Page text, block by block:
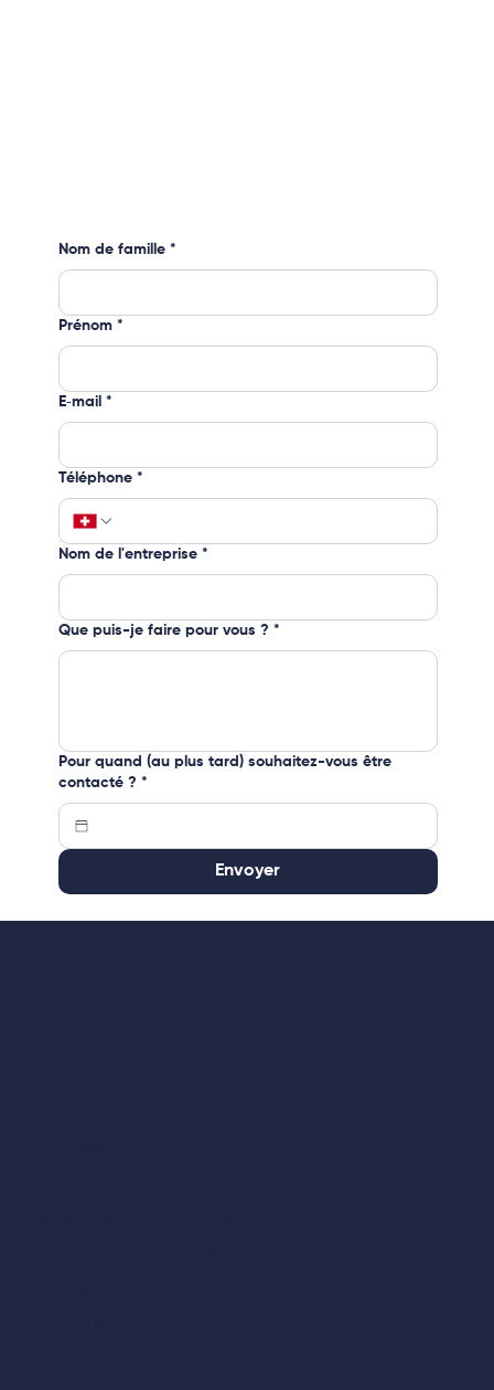
Nom de famille *
Prénom *
E‑mail *
Téléphone *
Nom de l'entreprise *
Que puis-je faire pour vous ? *
Pour quand (au plus tard) souhaitez-vous être
contacté ? *
Envoyer